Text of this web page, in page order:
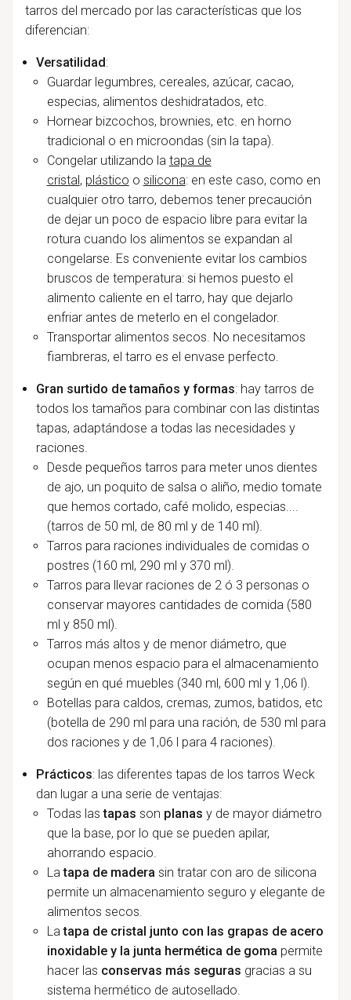
tarros del mercado por las características que los
diferencian:
Versatilidad:
Guardar legumbres, cereales, azúcar, cacao,
especias, alimentos deshidratados, etc.
Hornear bizcochos, brownies, etc. en horno
tradicional o en microondas (sin la tapa).
Congelar utilizando la tapa de
cristal, plástico o silicona: en este caso, como en
cualquier otro tarro, debemos tener precaución
de dejar un poco de espacio libre para evitar la
rotura cuando los alimentos se expandan al
congelarse. Es conveniente evitar los cambios
bruscos de temperatura: si hemos puesto el
alimento caliente en el tarro, hay que dejarlo
enfriar antes de meterlo en el congelador.
Transportar alimentos secos. No necesitamos
fiambreras, el tarro es el envase perfecto.
Gran surtido de tamaños y formas: hay tarros de
todos los tamaños para combinar con las distintas
tapas, adaptándose a todas las necesidades y
raciones.
Desde pequeños tarros para meter unos dientes
de ajo, un poquito de salsa o aliño, medio tomate
que hemos cortado, café molido, especias....
(tarros de 50 ml, de 80 ml y de 140 ml).
Tarros para raciones individuales de comidas o
postres (160 ml, 290 ml y 370 ml).
Tarros para llevar raciones de 2 ó 3 personas o
conservar mayores cantidades de comida (580
ml y 850 ml).
Tarros más altos y de menor diámetro, que
ocupan menos espacio para el almacenamiento
según en qué muebles (340 ml, 600 ml y 1,06 l).
Botellas para caldos, cremas, zumos, batidos, etc
(botella de 290 ml para una ración, de 530 ml para
dos raciones y de 1,06 l para 4 raciones).
Prácticos: las diferentes tapas de los tarros Weck
dan lugar a una serie de ventajas:
Todas las tapas son planas y de mayor diámetro
que la base, por lo que se pueden apilar,
ahorrando espacio.
La tapa de madera sin tratar con aro de silicona
permite un almacenamiento seguro y elegante de
alimentos secos.
La tapa de cristal junto con las grapas de acero
inoxidable y la junta hermética de goma permite
hacer las conservas más seguras gracias a su
sistema hermético de autosellado.